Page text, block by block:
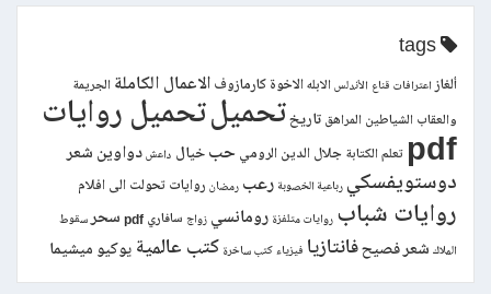
ألغاز اعترافات قناع الأندلس الابلهالاخوة كارمازوف الاعمال الكاملة الجريمة
والعقاب الشياطين المراهق تاريختحميلتحميل روايات
pdf تعلم الكتابة جلال الدين الرومي حب خيال داعش دواوين شعر
دوستويفسكي رباعية الخصوبة رعب رمضان روايات تحولت الى افلام
روايات شباب روايات متلفزة رومانسي زواج سافاري pdf سحر سقوط
الملاك شعر فصيحفانتازيا فيزياء كتب ساخرة كتب عالمية يوكيو ميشيما